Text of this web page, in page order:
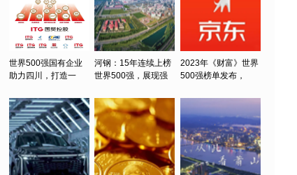
世界500强国有企业
助力四川，打造一
河钢：15年连续上榜
世界500强，展现强
2023年《财富》世界
500强榜单发布，